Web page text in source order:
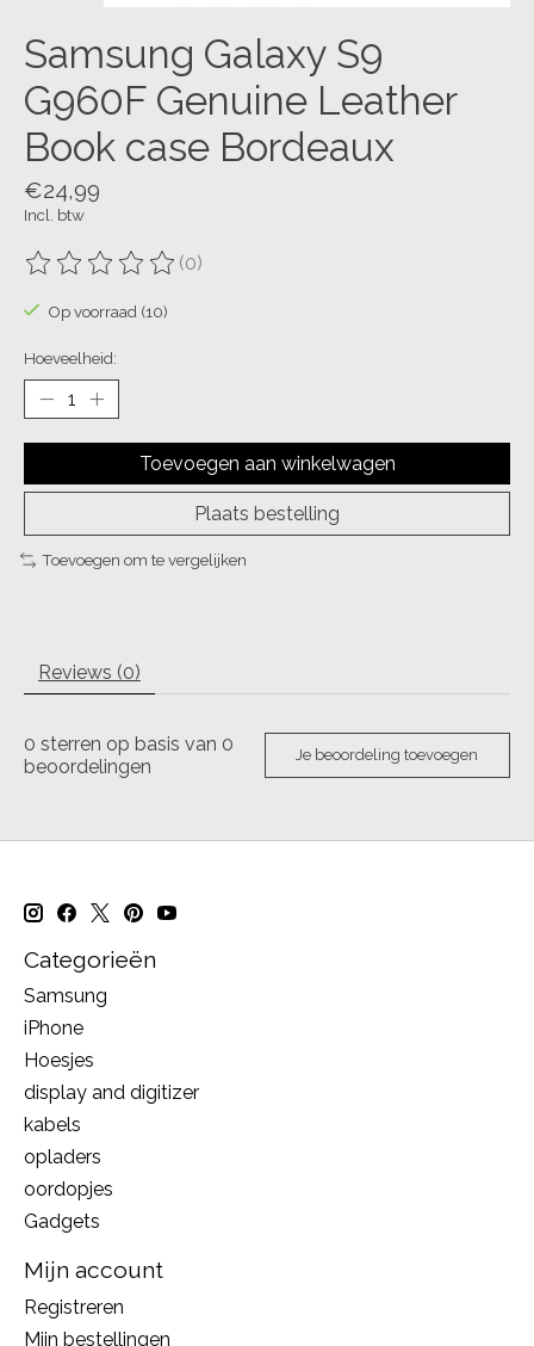
Samsung Galaxy S9
G960F Genuine Leather
Book case Bordeaux
€24,99
Incl. btw
De beoordeling van dit product is
(0)
Op voorraad (10)
Hoeveelheid:
Toevoegen aan winkelwagen
Plaats bestelling
Toevoegen om te vergelijken
Reviews (0)
0 sterren op basis van 0
beoordelingen
Je beoordeling toevoegen
Categorieën
Samsung
iPhone
Hoesjes
display and digitizer
kabels
opladers
oordopjes
Gadgets
Mijn account
Registreren
Mijn bestellingen